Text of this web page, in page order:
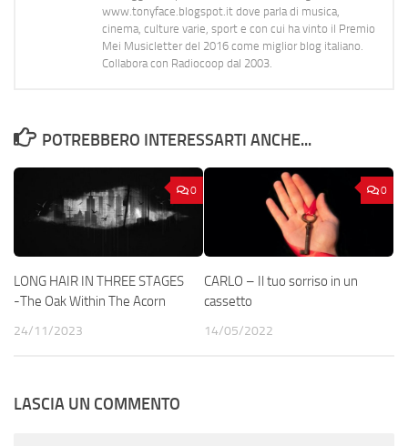
www.tonyface.blogspot.it dove parla di musica,
cinema, culture varie, sport e con cui ha vinto il Premio
Mei Musicletter del 2016 come miglior blog italiano.
Collabora con Radiocoop dal 2003.
POTREBBERO INTERESSARTI ANCHE...
0
LONG HAIR IN THREE STAGES
-The Oak Within The Acorn
24/11/2023
0
CARLO – Il tuo sorriso in un
cassetto
14/05/2022
LASCIA UN COMMENTO